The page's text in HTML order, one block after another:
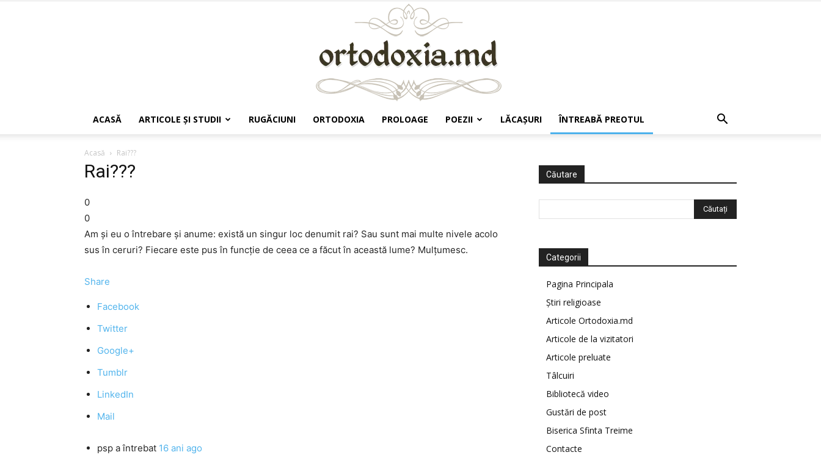
ACASĂ ARTICOLE ŞI STUDII RUGĂCIUNI ORTODOXIA PROLOAGE POEZII LĂCAŞURI ÎNTREABĂ PREOTUL
Acasă Rai???
Rai???
0
0
Am şi eu o întrebare şi anume: există un singur loc denumit rai? Sau sunt mai multe nivele acolo
sus în ceruri? Fiecare este pus în funcţie de ceea ce a făcut în această lume? Mulţumesc.
Share
Facebook
Twitter
Google+
Tumblr
LinkedIn
Mail
psp a întrebat 16 ani ago
Căutare
Categorii
Pagina Principala
Știri religioase
Articole Ortodoxia.md
Articole de la vizitatori
Articole preluate
Tâlcuiri
Bibliotecă video
Gustări de post
Biserica Sfinta Treime
Contacte